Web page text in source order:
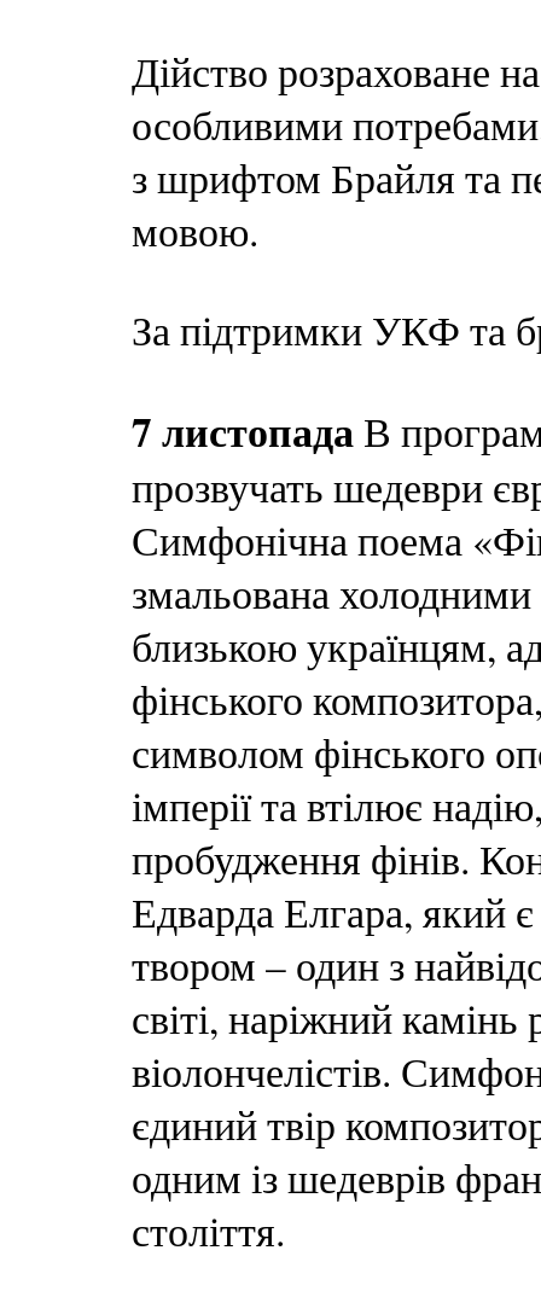
Дійство розраховане
особливими
з шрифтом Брайля та
мовою.
За підтримки УКФ та
7 листопада В
прозвучать шедеври
Симфонічна поема
змальована
близькою українцям,
фінського
символом фінського
імперії та втілює
пробудження фінів.
Едварда Елгара, який
твором – один з
світі, наріжний
віолончелістів.
єдиний твір
одним із шедеврів
століття.